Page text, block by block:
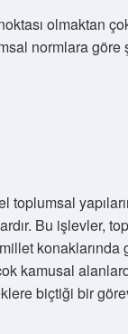
olmaktan
normlara göre
toplumsal
Bu işlevler,
kamusal
biçtiği bir